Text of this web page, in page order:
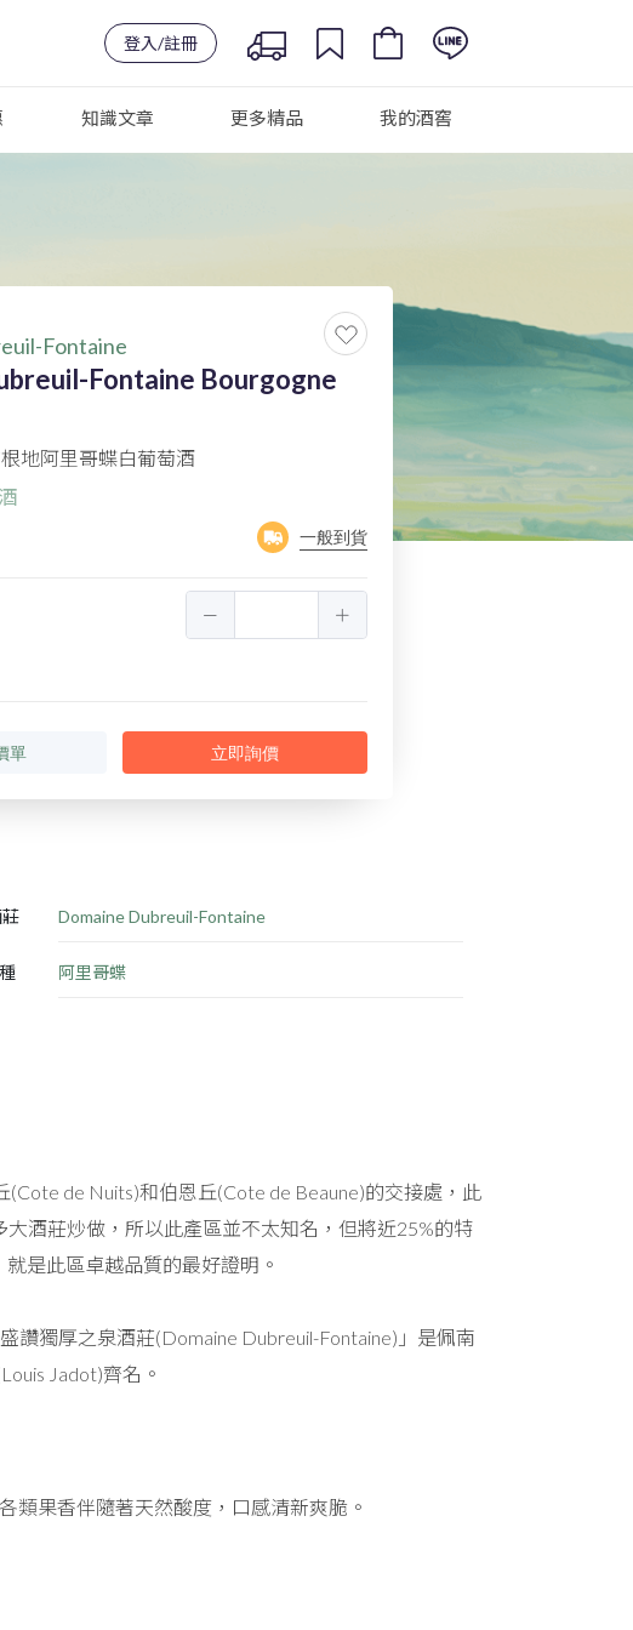
登入/註冊
知識文章 更多精品 我的酒窖
Fontaine
Fontaine Bourgogne
地阿里哥蝶白葡萄酒
一般到貨
單 立即詢價
Domaine Dubreuil-Fontaine
阿里哥蝶
de Nuits)和伯恩丘(Cote de Beaune)的交接處，此
酒莊炒做，所以此產區並不太知名，但將近25%的特
是此區卓越品質的最好證明。
讚獨厚之泉酒莊(Domaine Dubreuil-Fontaine)」是佩南
Jadot)齊名。
類果香伴隨著天然酸度，口感清新爽脆。